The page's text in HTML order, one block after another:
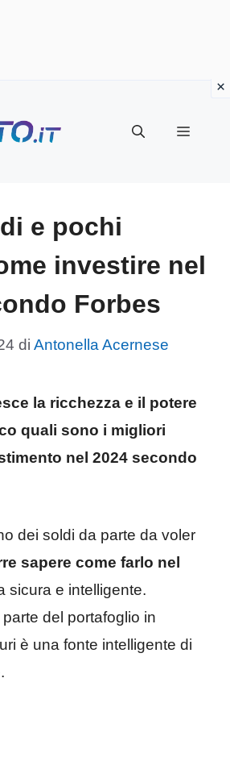
Menu
e pochi
investire nel
Forbes
di Antonella Acernese
la ricchezza e il potere
quali sono i migliori
nel 2024 secondo
dei soldi da parte da voler
sapere come farlo nel
sicura e intelligente.
del portafoglio in
è una fonte intelligente di